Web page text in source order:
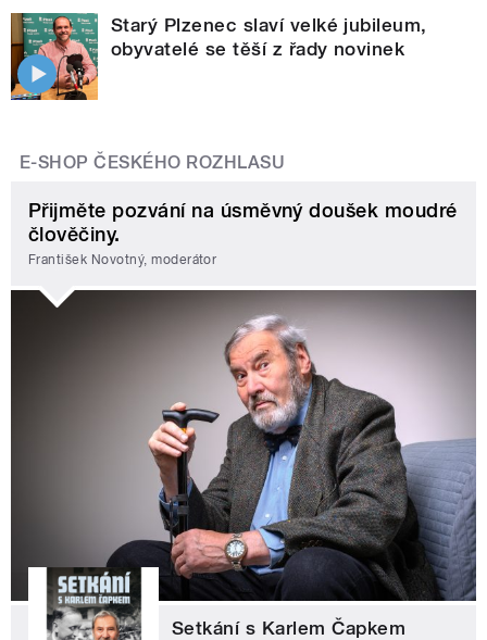
Starý Plzenec slaví velké jubileum,
obyvatelé se těší z řady novinek
E-SHOP ČESKÉHO ROZHLASU
Přijměte pozvání na úsměvný doušek moudré
člověčiny.
František Novotný, moderátor
Setkání s Karlem Čapkem